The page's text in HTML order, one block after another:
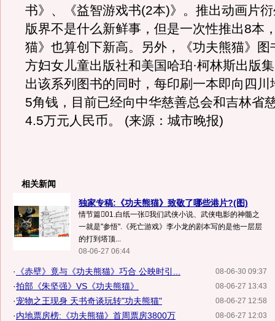
书》、《益智游戏书(2本)》。推出动画片
版界不是什么新鲜事，但是一次性推出8本
猫》也算创下新高。另外，《功夫熊猫》图
方妇女儿童出版社和美国哈珀·柯林斯出版
出该系列图书的同时，每印刷一本即向四川
5角钱，目前已经向中华慈善总会和吉林省
4.5万元人民币。 (来源：城市晚报)
相关新闻
独家专稿:《功夫熊猫》致敬了哪些港片?(图)
情节篇01.白纸一张我们武侠小说、武侠电影的神髓之
一就是"参悟".《死亡游戏》李小龙的剧本写的是他一层层
的打到塔顶...
08-06-27 06:44
08-06-30 09:37
· 《赤壁》竟与《功夫熊猫》巧合 公映时引...
08-06-27 13:43
·拍部《朱坚强》VS《功夫熊猫》
08-06-27 12:58
·宠物之王现身 天书奇谈玩转"功夫熊猫"
08-06-27 12:03
·内地票房榜:《功夫熊猫》首周票房3800万